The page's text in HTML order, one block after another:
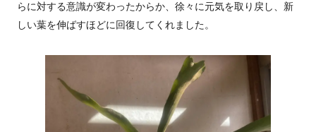
らに対する意識が変わったからか、徐々に元気を取り戻し、新
しい葉を伸ばすほどに回復してくれました。